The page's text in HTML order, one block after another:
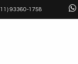
93360-1758